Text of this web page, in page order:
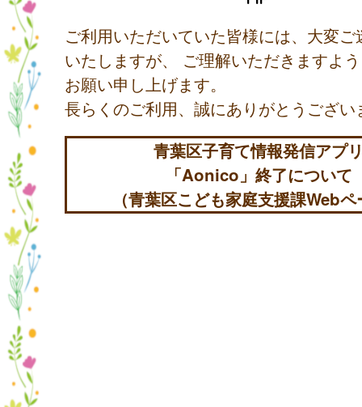
ご利用いただいていた皆様には、大変
いたしますが、 ご理解いただきますよ
お願い申し上げます。
長らくのご利用、誠にありがとうござい
青葉区子育て情報発信アプ
「Aonico」終了について
（青葉区こども家庭支援課Web